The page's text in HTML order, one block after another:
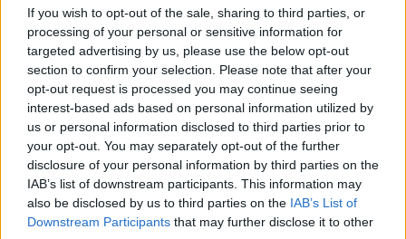
If you wish to opt-out of the sale, sharing to third parties, or
processing of your personal or sensitive information for
targeted advertising by us, please use the below opt-out
section to confirm your selection. Please note that after your
opt-out request is processed you may continue seeing
interest-based ads based on personal information utilized by
us or personal information disclosed to third parties prior to
your opt-out. You may separately opt-out of the further
disclosure of your personal information by third parties on the
IAB’s list of downstream participants. This information may
also be disclosed by us to third parties on the IAB’s List of
Downstream Participants that may further disclose it to other
Λίβερπουλ ή Μπαρτσελόνα vs Παρί Σεν
Ζερμέν ή Μπενφίκα
Άρσεναλ ή Ίντερ vs Φέγενορντ ή
Αϊντχόφεν
Ατλέτικο Μαδρίτης ή Λεβερκούζεν vs
Ρεάλ Μαδρίτης ή Μπάγερν Μονάχου
Λιλ ή Άστον Βίλα vs Ντόρτμουντ ή
Μπριζ